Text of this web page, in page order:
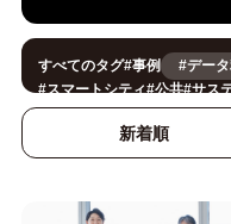
すべてのタグ#事例 #デー
#スマートシティ#公共#サス
#ヘルスケア#環境・エネルギ
イノベーション#IoT
デジタルツイン
新着順